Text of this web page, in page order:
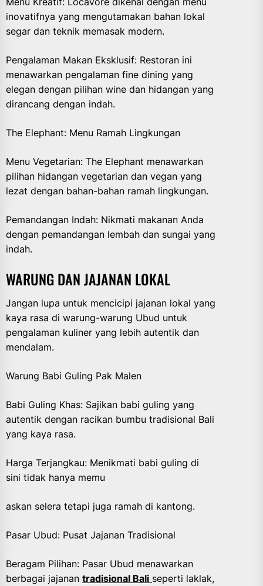
inovatifnya yang mengutamakan bahan lokal
segar dan teknik memasak modern.
Pengalaman Makan Eksklusif: Restoran ini
menawarkan pengalaman fine dining yang
elegan dengan pilihan wine dan hidangan yang
dirancang dengan indah.
The Elephant: Menu Ramah Lingkungan
Menu Vegetarian: The Elephant menawarkan
pilihan hidangan vegetarian dan vegan yang
lezat dengan bahan-bahan ramah lingkungan.
Pemandangan Indah: Nikmati makanan Anda
dengan pemandangan lembah dan sungai yang
indah.
WARUNG DAN JAJANAN LOKAL
Jangan lupa untuk mencicipi jajanan lokal yang
kaya rasa di warung-warung Ubud untuk
pengalaman kuliner yang lebih autentik dan
mendalam.
Warung Babi Guling Pak Malen
Babi Guling Khas: Sajikan babi guling yang
autentik dengan racikan bumbu tradisional Bali
yang kaya rasa.
Harga Terjangkau: Menikmati babi guling di
sini tidak hanya memu
askan selera tetapi juga ramah di kantong.
Pasar Ubud: Pusat Jajanan Tradisional
Beragam Pilihan: Pasar Ubud menawarkan
berbagai jajanan tradisional Bali seperti laklak,